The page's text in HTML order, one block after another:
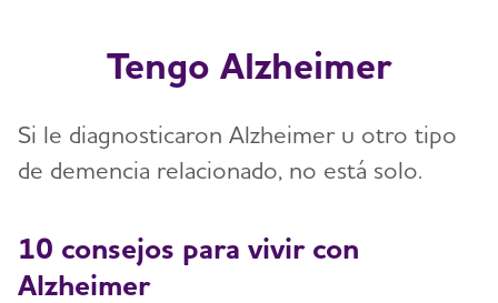
Tengo Alzheimer
Si le diagnosticaron Alzheimer u otro tipo
de demencia relacionado, no está solo.
10 consejos para vivir con
Alzheimer